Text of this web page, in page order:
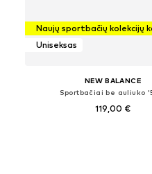
Naujų sportbačių kolekcijų
Uniseksas
NEW BALANCE
Sportbačiai be auliuko
119,00 €